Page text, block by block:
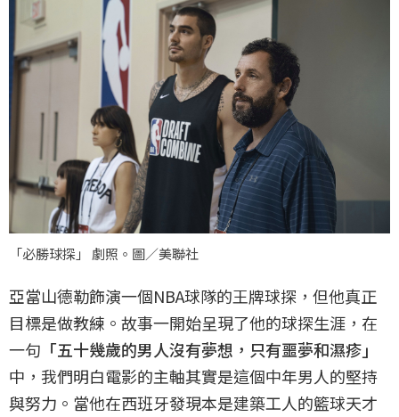
「必勝球探」 劇照。圖／美聯社
亞當山德勒飾演一個NBA球隊的王牌球探，但他真正
目標是做教練。故事一開始呈現了他的球探生涯，在
一句 「五十幾歲的男人沒有夢想，只有噩夢和濕疹」
中，我們明白電影的主軸其實是這個中年男人的堅持
與努力。當他在西班牙發現本是建築工人的籃球天才